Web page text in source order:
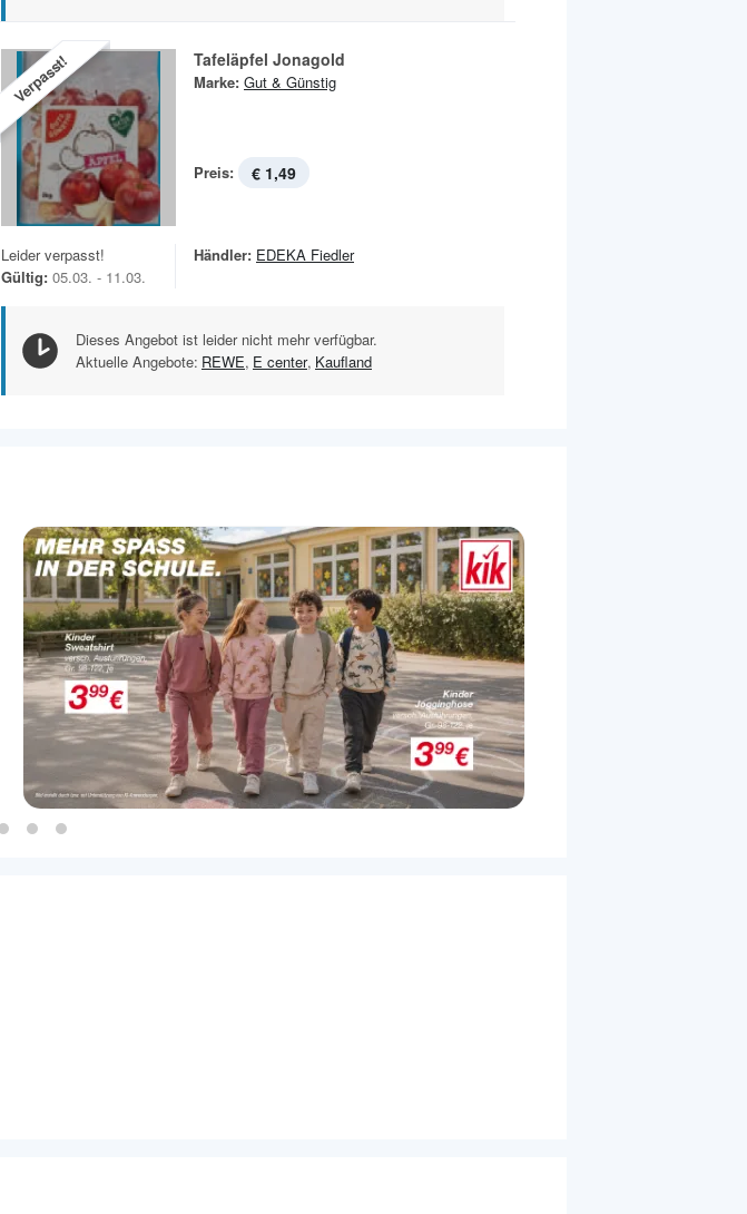
Verpasst! Tafeläpfel Jonagold
Marke: Gut & Günstig
Preis: € 1,49
Leider verpasst!
Gültig: 05.03. - 11.03.
Händler: EDEKA Fiedler
Dieses Angebot ist leider nicht mehr verfügbar.
Aktuelle Angebote: REWE, E center, Kaufland